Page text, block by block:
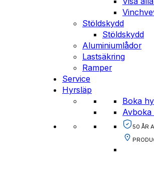
Stöldskydd
Stöldskydd
Aluminiumlådor
Lastsäkring
Ramper
Service
Hyrsläp
Boka
50 ÅR